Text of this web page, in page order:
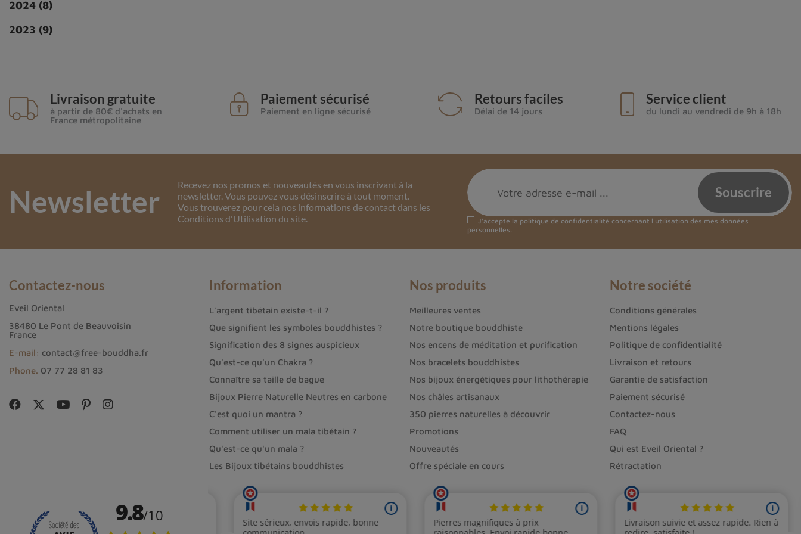
2024 (8)
2023 (9)
Livraison gratuite
à partir de 80€ d'achats en
France métropolitaine
Paiement sécurisé
Paiement en ligne sécurisé
Retours faciles
Délai de 14 jours
Service client
du lundi au vendredi de 9h à 18h
Newsletter
Recevez nos promos et nouveautés en vous inscrivant à la
newsletter. Vous pouvez vous désinscrire à tout moment.
Vous trouverez pour cela nos informations de contact dans les
Conditions d'Utilisation du site.
J'accepte la politique de confidentialité concernant l'utilisation des mes données
personnelles.
Contactez-nous
Eveil Oriental
38480 Le Pont de Beauvoisin
France
E-mail: contact@free-bouddha.fr
Phone. 07 77 28 81 83
Information
L'argent tibétain existe-t-il ?
Que signifient les symboles bouddhistes ?
Signification des 8 signes auspicieux
Qu'est-ce qu'un Chakra ?
Connaître sa taille de bague
Bijoux Pierre Naturelle Neutres en carbone
C'est quoi un mantra ?
Comment utiliser un mala tibétain ?
Qu'est-ce qu'un mala ?
Les Bijoux tibétains bouddhistes
Nos produits
Meilleures ventes
Notre boutique bouddhiste
Nos encens de méditation et purification
Nos bracelets bouddhistes
Nos bijoux énergétiques pour lithothérapie
Nos châles artisanaux
350 pierres naturelles à découvrir
Promotions
Nouveautés
Offre spéciale en cours
Notre société
Conditions générales
Mentions légales
Politique de confidentialité
Livraison et retours
Garantie de satisfaction
Paiement sécurisé
Contactez-nous
FAQ
Qui est Eveil Oriental ?
Rétractation